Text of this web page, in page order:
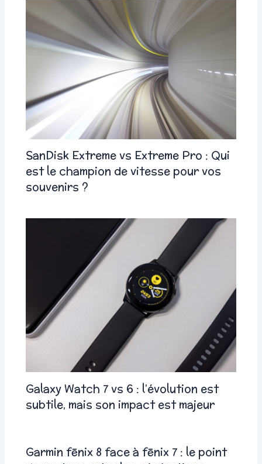
SanDisk Extreme vs Extreme Pro : Qui
est le champion de vitesse pour vos
souvenirs ?
Galaxy Watch 7 vs 6 : l’évolution est
subtile, mais son impact est majeur
Garmin fēnix 8 face à fēnix 7 : le point